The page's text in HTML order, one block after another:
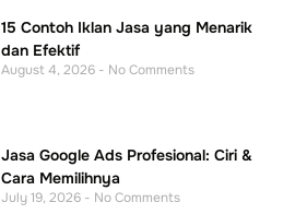
15 Contoh Iklan Jasa yang Menarik
dan Efektif
August 4, 2026 No Comments
Jasa Google Ads Profesional: Ciri &
Cara Memilihnya
July 19, 2026 No Comments